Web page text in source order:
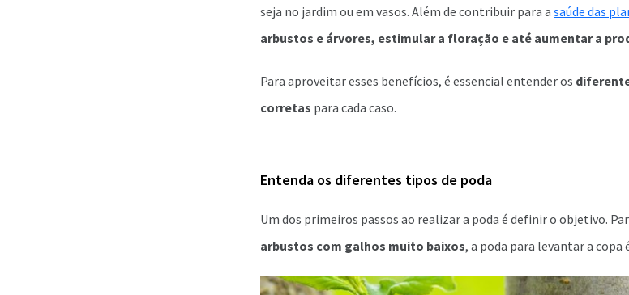
seja no jardim ou em vasos. Além de contribuir para a saúde das
arbustos e árvores, estimular a floração e até aumentar a
Para aproveitar esses benefícios, é essencial entender os
corretas para cada caso.
Entenda os diferentes tipos de poda
Um dos primeiros passos ao realizar a poda é definir o objetivo.
arbustos com galhos muito baixos, a poda para levantar a copa